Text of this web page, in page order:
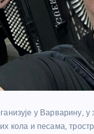
у Варварину,
кола и песама,